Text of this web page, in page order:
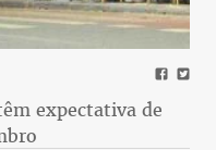
expectativa de